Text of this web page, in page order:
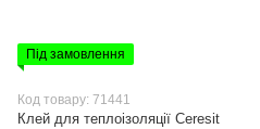
Під замовлення
Код товару: 71441
Клей для теплоізоляції Ceresit